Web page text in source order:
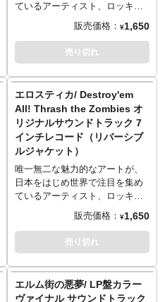
ているアーティスト、ロッキン
ジェリービーン氏。そのRJB氏
がデザインを手掛けるブランド
「エロスティカ」の19周年を飾
る"架空"の映画『電撃サイコビ
トラックが7インチレコードとな
って登場です。巷で人気の2つの
サイコビリーバンド、
PSYCLOCKSとBOBBY’S BAR
による「Monster Party」と
「The Hitch Hiker」を収録。
MWM-R01 “Monster Wrecking
Mash” Original Sound Track (7")
ARTIST : The Psyclocks /
Bobby's Bar
TRACK : Monster Party / The
販売価格： ¥1,650
売り切れ
エロスティカ/ Destroy'em
All! Thrash the Zombies オ
リジナルサウンドトラック 7
インチレコード（リバーシブ
ルジャケット）
唯一無二な魅力的なアートが、
日本をはじめ世界で注目を集め
ているアーティスト、ロッキン
ジェリービーン氏。そのRJB氏
がデザインを手掛けるブランド
「エロスティカ」より、1985年
のアメリカはボストン郊外を舞
戦争が繰り広げられるという"架
販売価格： ¥1,650
売り切れ
エルム街の悪夢/ LP盤カラー
ヴァイナル サウンドトラック